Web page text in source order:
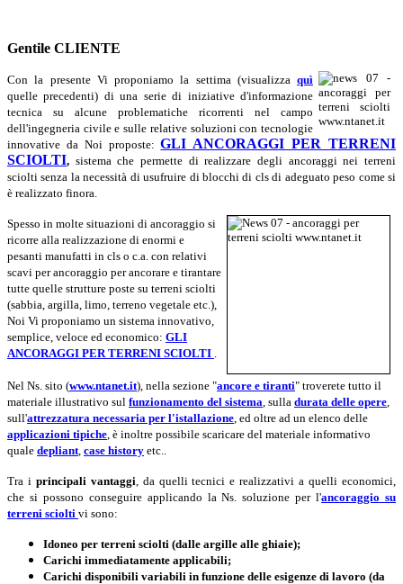
Gentile CLIENTE
Con la presente Vi proponiamo la settima (visualizza quì
quelle precedenti) di una serie di iniziative d'informazione
tecnica su alcune problematiche ricorrenti nel campo
dell'ingegneria civile e sulle relative soluzioni con tecnologie
innovative da Noi proposte:GLI ANCORAGGI PER TERRENI
SCIOLTI, sistema che permette di realizzare degli ancoraggi nei terreni
sciolti senza la necessità di usufruire di blocchi di cls di adeguato peso come si
è realizzato finora.
Spesso in molte situazioni di ancoraggio si
ricorre alla realizzazione di enormi e
pesanti manufatti in cls o c.a. con relativi
scavi per ancoraggio per ancorare e tirantare
tutte quelle strutture poste su terreni sciolti
(sabbia, argilla, limo, terreno vegetale etc.),
Noi Vi proponiamo un sistema innovativo,
semplice, veloce ed economico: GLI
ANCORAGGI PER TERRENI SCIOLTI .
Nel Ns. sito (www.ntanet.it), nella sezione "ancore e tiranti" troverete tutto il
materiale illustrativo sul funzionamento del sistema, sulla durata delle opere,
sull'attrezzatura necessaria per l'istallazione, ed oltre ad un elenco delle
applicazioni tipiche, è inoltre possibile scaricare del materiale informativo
quale depliant, case history etc..
Tra i principali vantaggi, da quelli tecnici e realizzativi a quelli economici,
che si possono conseguire applicando la Ns. soluzione per l'ancoraggio su
terreni sciolti vi sono:
Idoneo per terreni sciolti (dalle argille alle ghiaie);
Carichi immediatamente applicabili;
Carichi disponibili variabili in funzione delle esigenze di lavoro (da